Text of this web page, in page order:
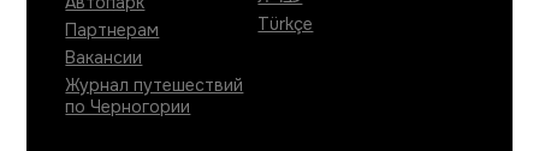
Партнерам
Вакансии
Журнал путешествий
по Черногории
Türkçe